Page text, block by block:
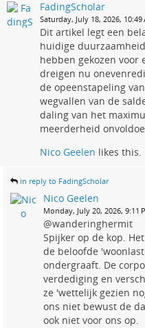
FadingScholar
Saturday, July 18, 2026, 10:49
Dit artikel legt een
huidige
hebben gekozen voor
dreigen nu
de opeenstapeling
wegvallen van de
daling van het
meerderheid
Nico Geelen likes this.
in reply to FadingScholar
Nico Geelen
Monday, July 20, 2026, 9:11
@wanderinghermit
Spijker op de kop.
de beloofde
ondergraaft. De
verdediging en
ze 'wettelijk gezien
ons niet bewust de
ook niet voor ons op.